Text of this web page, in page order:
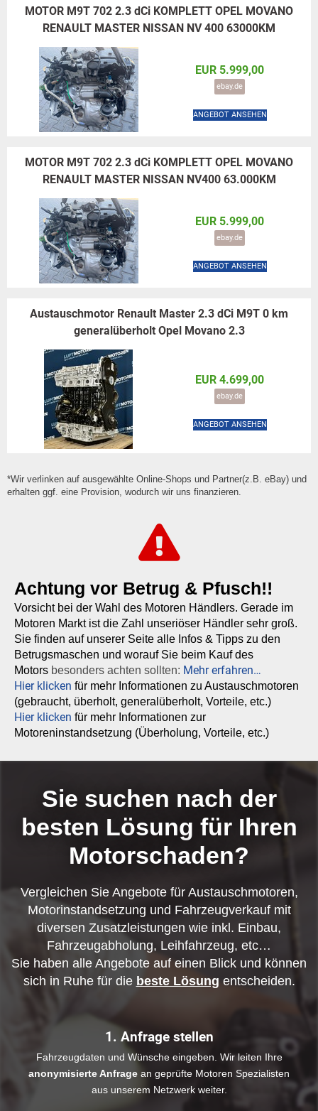
MOTOR M9T 702 2.3 dCi KOMPLETT OPEL MOVANO
RENAULT MASTER NISSAN NV 400 63000KM
EUR 5.999,00
ebay.de
ANGEBOT ANSEHEN
MOTOR M9T 702 2.3 dCi KOMPLETT OPEL MOVANO
RENAULT MASTER NISSAN NV400 63.000KM
EUR 5.999,00
ebay.de
ANGEBOT ANSEHEN
Austauschmotor Renault Master 2.3 dCi M9T 0 km
generalüberholt Opel Movano 2.3
EUR 4.699,00
ebay.de
ANGEBOT ANSEHEN
*Wir verlinken auf ausgewählte Online-Shops und Partner(z.B. eBay) und
erhalten ggf. eine Provision, wodurch wir uns finanzieren.
Achtung vor Betrug & Pfusch!!
Vorsicht bei der Wahl des Motoren Händlers. Gerade im
Motoren Markt ist die Zahl unseriöser Händler sehr groß.
Sie finden auf unserer Seite alle Infos & Tipps zu den
Betrugsmaschen und worauf Sie beim Kauf des
Motors besonders achten sollten: Mehr erfahren…
Hier klicken für mehr Informationen zu Austauschmotoren
(gebraucht, überholt, generalüberholt, Vorteile, etc.)
Hier klicken für mehr Informationen zur
Motoreninstandsetzung (Überholung, Vorteile, etc.)
Sie suchen nach der
besten Lösung für Ihren
Motorschaden?
Vergleichen Sie Angebote für Austauschmotoren,
Motorinstandsetzung und Fahrzeugverkauf mit
diversen Zusatzleistungen wie inkl. Einbau,
Fahrzeugabholung, Leihfahrzeug, etc…
Sie haben alle Angebote auf einen Blick und können
sich in Ruhe für die beste Lösung entscheiden.
1. Anfrage stellen
Fahrzeugdaten und Wünsche eingeben. Wir leiten Ihre
anonymisierte Anfrage an geprüfte Motoren Spezialisten
aus unserem Netzwerk weiter.